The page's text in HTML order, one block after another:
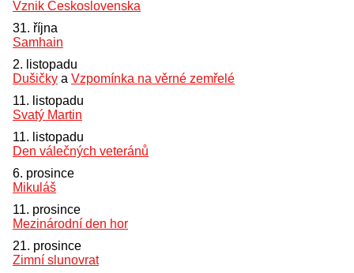
Vznik Československa
31. října
Samhain
2. listopadu
Dušičky a Vzpomínka na věrné zemřelé
11. listopadu
Svatý Martin
11. listopadu
Den válečných veteránů
6. prosince
Mikuláš
11. prosince
Mezinárodní den hor
21. prosince
Zimní slunovrat